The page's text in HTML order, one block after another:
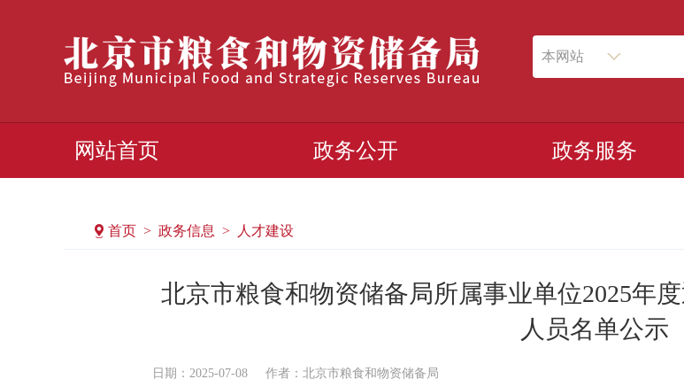
本网站
网站首页 政务公开 政务服务
首页 > 政务信息 > 人才建设
北京市粮食和物资储备局所属事业单位2025年
人员名单公示
日期：2025-07-08 作者：​北京市粮食和物资储备局